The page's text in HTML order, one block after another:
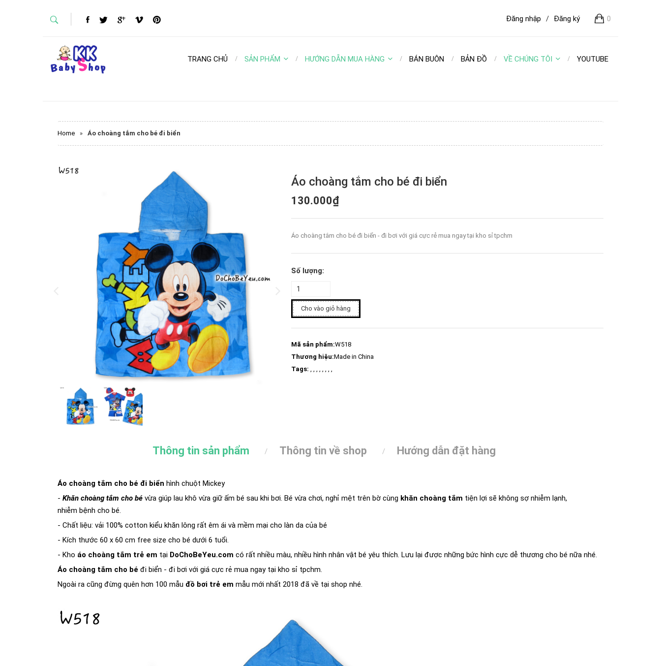
0
Đăng ký
/
Đăng nhập
TRANG CHỦ SẢN PHẨM HƯỚNG DẪN MUA HÀNG BÁN BUÔN BẢN ĐỒ VỀ CHÚNG TÔI YOUTUBE
Home » Áo choàng tắm cho bé đi biển
Áo choàng tắm cho bé đi biển
130.000₫
Áo choàng tắm cho bé đi biển - đi bơi với giá cực rẻ mua ngay tại kho sỉ tpchm
Số lượng:
Cho vào giỏ hàng
Mã sản phẩm:W518
Thương hiệu:Made in China
Tags: , , , , , , , ,
Thông tin sản phẩm Thông tin về shop Hướng dẫn đặt hàng
Áo choàng tắm cho bé đi biển hình chuột Mickey
- Khăn choàng tắm cho bé vừa giúp lau khô vừa giữ ấm bé sau khi bơi. Bé vừa chơi, nghỉ mệt trên bờ cùng khăn choàng tắm tiện lợi sẽ không sợ nhiễm lạnh,
nhiễm bệnh cho bé.
- Chất liệu: vải 100% cotton kiểu khăn lông rất êm ái và mềm mại cho làn da của bé
- Kích thước 60 x 60 cm free size cho bé dưới 6 tuổi.
- Kho áo choàng tắm trẻ em tại DoChoBeYeu.com có rất nhiều màu, nhiều hình nhân vật bé yêu thích. Lưu lại được những bức hình cực dễ thương cho bé nữa nhé.
Áo choàng tắm cho bé đi biển - đi bơi với giá cực rẻ mua ngay tại kho sỉ tpchm.
Ngoài ra cũng đừng quên hơn 100 mẫu đồ bơi trẻ em mẫu mới nhất 2018 đã về tại shop nhé.